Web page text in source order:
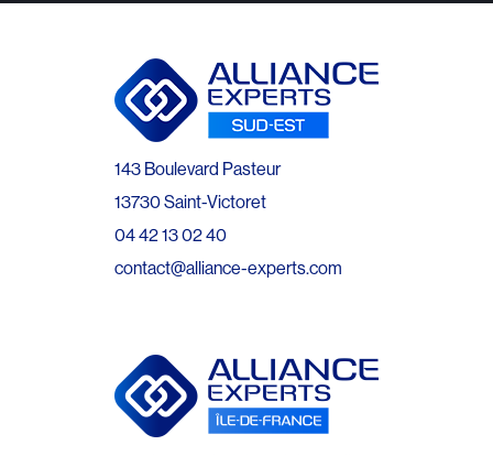
143 Boulevard Pasteur
13730 Saint-Victoret
04 42 13 02 40
contact@alliance-experts.com